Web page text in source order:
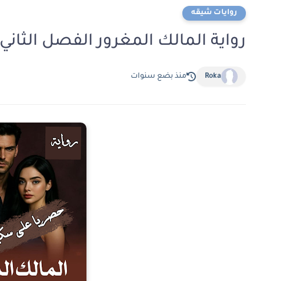
روايات شيقه
رواية المالك المغرور الفصل الثاني 2 بقلم اميرة علي
Roka منذ بضع سنوات